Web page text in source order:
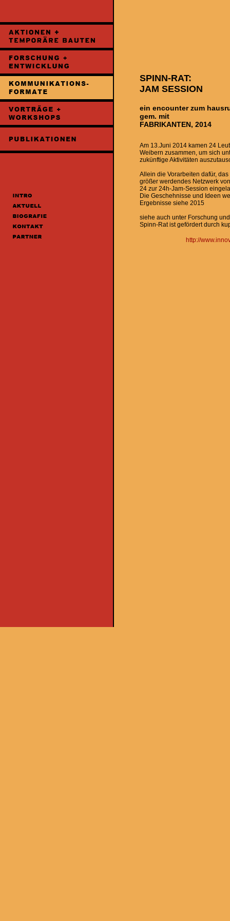
SPINN-RAT:
JAM SESSION
ein encounter zum
gem. mit
FABRIKANTEN, 2014
Am 13.Juni 2014 kamen 24
Weibern zusammen, um sich
zukünftige Aktivitäten
Allein die Vorarbeiten dafür,
größer werdendes Netzwerk
24 zur 24h-Jam-Session
Die Geschehnisse und Ideen
Ergebnisse siehe 2015
siehe auch unter Forschung
Spinn-Rat ist gefördert durch
http://